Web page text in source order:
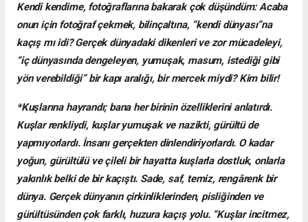
Kendi kendime, fotoğraflarına bakarak çok düşündüm: Acaba
onun için fotoğraf çekmek, bilinçaltına, “kendi dünyası”na
kaçış mı idi? Gerçek dünyadaki dikenleri ve zor mücadeleyi,
“iç dünyasında dengeleyen, yumuşak, masum, istediği gibi
yön verebildiği” bir kapı aralığı, bir mercek miydi? Kim bilir!
*Kuşlarına hayrandı; bana her birinin özelliklerini anlatırdı.
Kuşlar renkliydi, kuşlar yumuşak ve nazikti, gürültü de
yapmıyorlardı. İnsanı gerçekten dinlendiriyorlardı. O kadar
yoğun, gürültülü ve çileli bir hayatta kuşlarla dostluk, onlarla
yakınlık belki de bir kaçıştı. Sade, saf, temiz, rengârenk bir
dünya. Gerçek dünyanın çirkinliklerinden, pisliğinden ve
gürültüsünden çok farklı, huzura kaçış yolu. “Kuşlar incitmez,